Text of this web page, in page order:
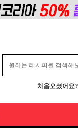
처음오셨어요?